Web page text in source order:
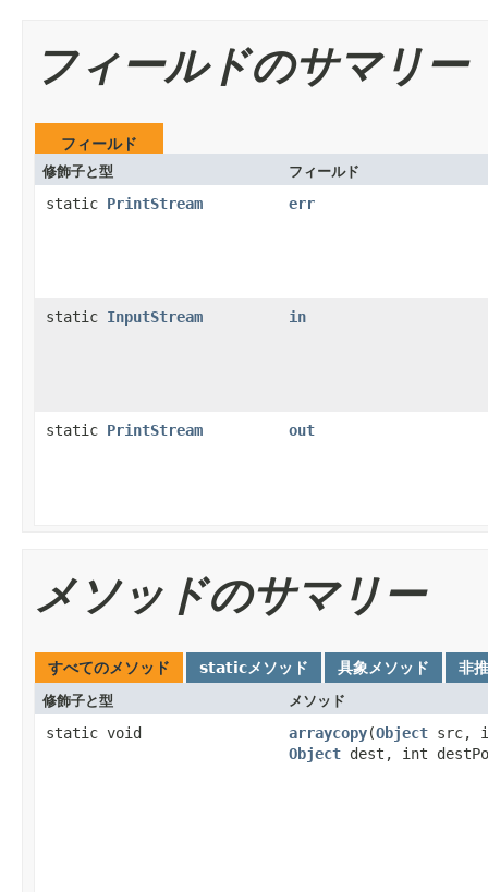
フィールドのサマリー
フィールド
修飾子と型 フィールド
static PrintStream err
static InputStream in
static PrintStream out
メソッドのサマリー
すべてのメソッド staticメソッド 具象メソッド 非
修飾子と型 メソッド
static void arraycopy(Object src,
Object dest, int